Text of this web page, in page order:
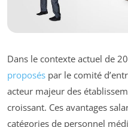
Dans le contexte actuel de
proposés par le comité
acteur majeur des
croissant. Ces avantages
catégories de personnel